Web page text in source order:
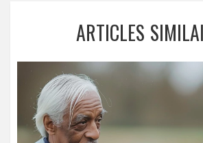
ARTICLES